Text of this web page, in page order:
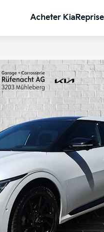
Acheter Kia